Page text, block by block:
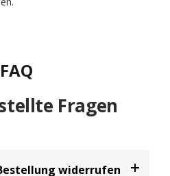
FAQ
Fragen
widerrufen